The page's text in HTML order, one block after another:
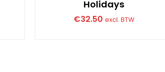
Holidays
€32.50 excl. BTW